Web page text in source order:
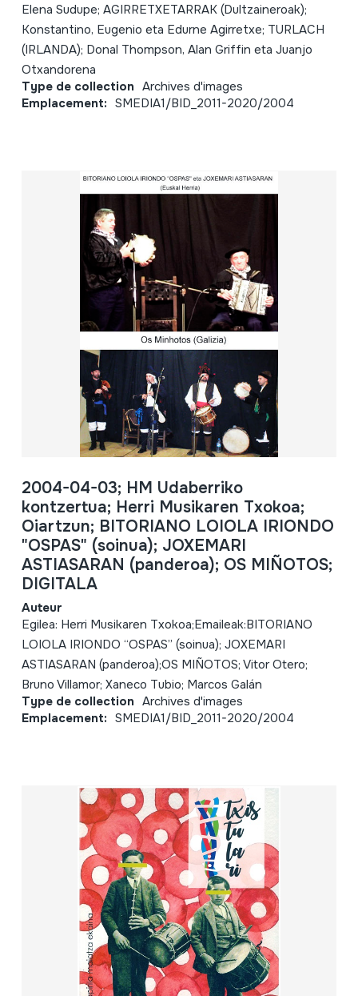
Elena Sudupe; AGIRRETXETARRAK (Dultzaineroak);
Konstantino, Eugenio eta Edurne Agirretxe; TURLACH
(IRLANDA); Donal Thompson, Alan Griffin eta Juanjo
Otxandorena
Type de collection Archives d'images
Emplacement: SMEDIA1/BID_2011-2020/2004
2004-04-03; HM Udaberriko
kontzertua; Herri Musikaren Txokoa;
Oiartzun; BITORIANO LOIOLA IRIONDO
"OSPAS" (soinua); JOXEMARI
ASTIASARAN (panderoa); OS MIÑOTOS;
DIGITALA
Auteur
Egilea: Herri Musikaren Txokoa;Emaileak:BITORIANO
LOIOLA IRIONDO “OSPAS” (soinua); JOXEMARI
ASTIASARAN (panderoa);OS MIÑOTOS; Vitor Otero;
Bruno Villamor; Xaneco Tubio; Marcos Galán
Type de collection Archives d'images
Emplacement: SMEDIA1/BID_2011-2020/2004